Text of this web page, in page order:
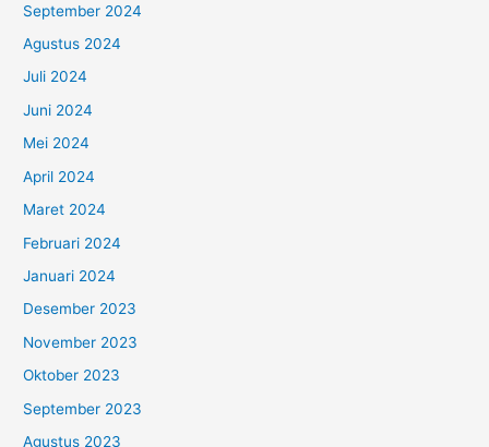
September 2024
Agustus 2024
Juli 2024
Juni 2024
Mei 2024
April 2024
Maret 2024
Februari 2024
Januari 2024
Desember 2023
November 2023
Oktober 2023
September 2023
Agustus 2023